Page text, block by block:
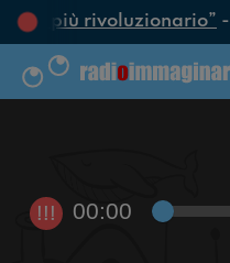
più rivoluzionario”-
!!! 00:00